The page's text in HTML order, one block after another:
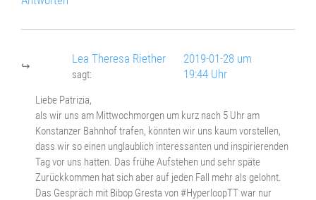
Lea Theresa Riether
sagt:
2019-01-28 um
19:44 Uhr
Liebe Patrizia,
als wir uns am Mittwochmorgen um kurz nach 5 Uhr am
Konstanzer Bahnhof trafen, könnten wir uns kaum vorstellen,
dass wir so einen unglaublich interessanten und inspirierenden
Tag vor uns hatten. Das frühe Aufstehen und sehr späte
Zurückkommen hat sich aber auf jeden Fall mehr als gelohnt.
Das Gespräch mit Bibop Gresta von #HyperloopTT war nur